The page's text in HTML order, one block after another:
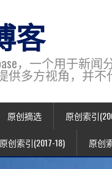
客
，一个用于
多方视角，并不
原创摘选 原创索引
原创索引(2017-18) 原创